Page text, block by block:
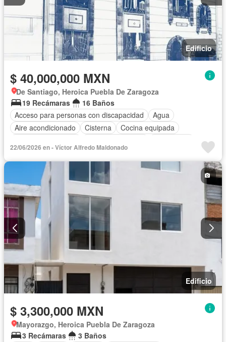
Edificio
$ 40,000,000 MXN
De Santiago, Heroica Puebla De Zaragoza
19 Recámaras
16 Baños
Acceso para personas con discapacidad
Agua
Aire acondicionado
Cisterna
Cocina equipada
Estacionamiento
Internet Sala polivalente
22/06/2026 en - Víctor Alfredo Maldonado
Edificio
$ 3,300,000 MXN
Mayorazgo, Heroica Puebla De Zaragoza
3 Recámaras
3 Baños